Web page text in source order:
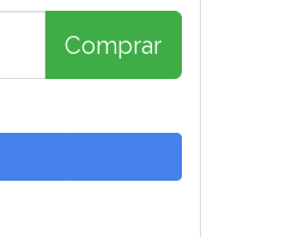
Comprar